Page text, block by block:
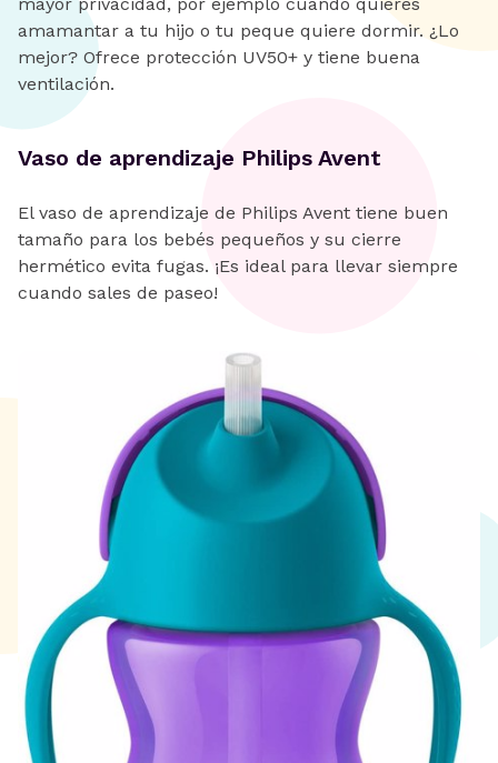
amamantar a tu hijo o tu peque quiere dormir. ¿Lo
mejor? Ofrece protección UV50+ y tiene buena
ventilación.
Vaso de aprendizaje Philips Avent
El vaso de aprendizaje de Philips Avent tiene buen
tamaño para los bebés pequeños y su cierre
hermético evita fugas. ¡Es ideal para llevar siempre
cuando sales de paseo!